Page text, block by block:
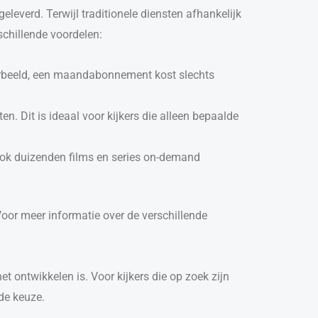
Terwijl traditionele diensten afhankelijk
voordelen:
een maandabonnement kost slechts
Dit is ideaal voor kijkers die alleen bepaalde
duizenden films en series on-demand
meer informatie over de verschillende
ontwikkelen is. Voor kijkers die op zoek zijn
keuze.